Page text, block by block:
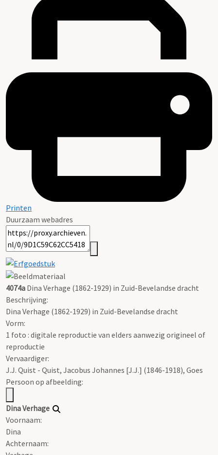
Printen
Duurzaam webadres
4074a Dina Verhage (1862-1929) in Zuid-Bevelandse dracht
Beschrijving:
Dina Verhage (1862-1929) in Zuid-Bevelandse dracht
Vorm:
1 foto : digitale reproductie van elders aanwezig origineel of
reproductie
Vervaardiger:
J.J. Quist - Quist, Jacobus Johannes [J.J.] (1846-1918), Goes
Persoon op afbeelding:
Dina Verhage
Voornaam:
Dina
Achternaam: